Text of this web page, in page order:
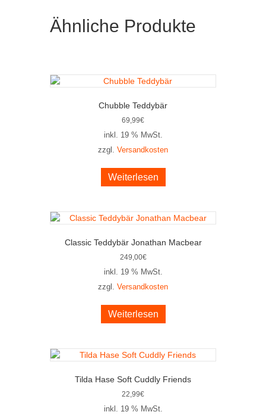
Ähnliche Produkte
Chubble Teddybär
69,99€
inkl. 19 % MwSt.
zzgl. Versandkosten
Weiterlesen
Classic Teddybär Jonathan Macbear
249,00€
inkl. 19 % MwSt.
zzgl. Versandkosten
Weiterlesen
Tilda Hase Soft Cuddly Friends
22,99€
inkl. 19 % MwSt.